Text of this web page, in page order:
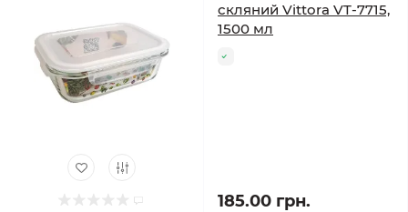
скляний Vittora VT-7715,
1500 мл
185.00 грн.